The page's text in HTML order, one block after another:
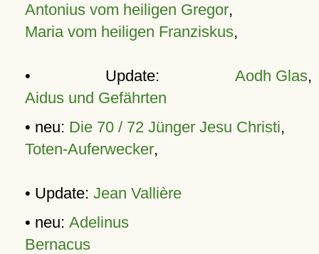
Antonius vom heiligen Gregor,
Maria vom heiligen Franziskus,
• Update: Aodh Glas,
Aidus und Gefährten
• neu: Die 70 / 72 Jünger Jesu Christi,
Toten-Auferwecker,
• Update: Jean Vallière
• neu: Adelinus
Bernacus